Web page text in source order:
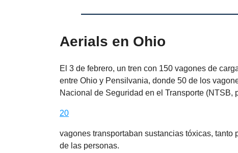
Aerials en Ohio
El 3 de febrero, un tren con 150 vagones de
entre Ohio y Pensilvania, donde 50 de los
Nacional de Seguridad en el Transporte (NTSB,
20
vagones transportaban sustancias tóxicas, tanto
de las personas.